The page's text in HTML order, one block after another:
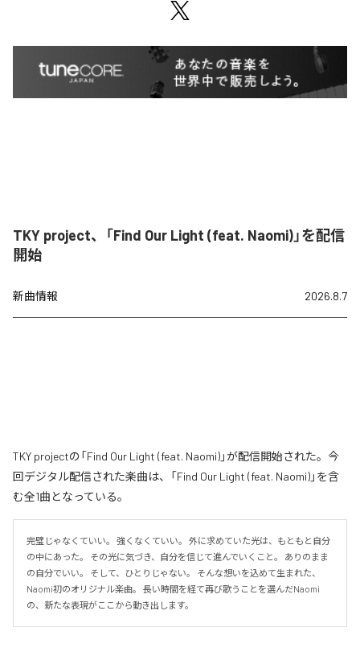
TKY project、「Find Our Light (feat. Naomi)」を配信
開始
新曲情報 2026.8.7
TKY projectの「Find Our Light (feat. Naomi)」が配信開始された。今
回デジタル配信された楽曲は、「Find Our Light (feat. Naomi)」を含
む全1曲となっている。
完璧じゃなくていい。 強くなくていい。 外に求めていた光は、もともと自分
の中にあった。 その光に気づき、自分を信じて進んでいくこと。 ありのまま
の自分でいい。 そして、ひとりじゃない。 そんな想いを込めて生まれた、
Naomi初のオリジナル楽曲。 長い時間を経て再び歌うことを選んだNaomi
の、新たな表現がここから動き出します。